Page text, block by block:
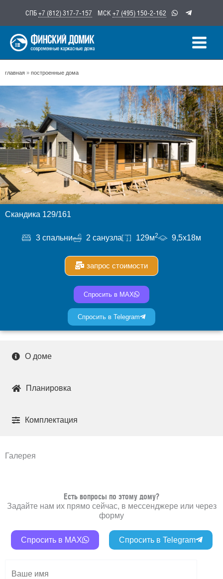
содержимому
СПБ+7 (812) 317-7-157 МСК +7 (495) 150-2-162
главная » построенные дома
Скандика 129/161
3 спальни 2 санузла 129м2 9,5x18м
запрос стоимости
Спросить в MAX
Спросить в Telegram
О доме
Планировка
Комплектация
Галерея
Есть вопросы по этому дому?
Задайте нам их прямо сейчас, в мессенджере или через
форму
Спросить в MAX Спросить в Telegram